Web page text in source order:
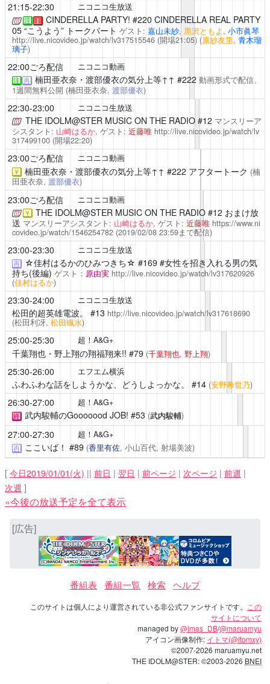
21:15-22:30 ニコニコ生放送
注 ！ CINDERELLA PARTY! #220 CINDERELLA REAL PARTY
05 “こうよう” トークパート ゲスト: 嘉山未紗, 黒沢ともよ , 小市眞琴
http://live.nicovideo.jp/watch/lv317515546(開場21:05) (原紗友里, 青木瑠
璃子)
22:00ごろ配信 ニコニコ動画
注 再 楠田亜衣奈・渡部優衣の気分上等↑↑ #222 動画形式で配信、
1週間無料公開 (楠田亜衣奈, 渡部優衣)
22:30-23:00 ニコニコ生放送
THE IDOLM@STER MUSIC ON THE RADIO#12 マンスリーア
シスタント: 山崎はるか, ゲスト: 近藤唯 http://live.nicovideo.jp/watch/lv
317499100(開場22:20)
23:00ごろ配信 ニコニコ動画
￥ 楠田亜衣奈・渡部優衣の気分上等↑↑ #222 アフタートーク (楠
田亜衣奈, 渡部優衣)
23:00ごろ配信 ニコニコ動画
￥ THE IDOLM@STER MUSIC ON THE RADIO#12 おまけ放
送 マンスリーアシスタント: 山崎はるか, ゲスト: 近藤唯 https://www.ni
covideo.jp/watch/1546254782(2019/02/08 23:59まで配信)
23:00-23:30 ニコニコ生放送
再 ☆佳村はるかのひみつきち☆ #169 #女性を招き入れる男の気
持ち(後編) ゲスト： 原由実 http://live.nicovideo.jp/watch/lv317620926
(佳村はるか)
23:30-24:00 ニコニコ生放送
松田的超英雄電波。 #13 http://live.nicovideo.jp/watch/lv317618690
(松田利冴, 松田颯水)
25:00-25:30 超！A&G+
千葉翔也・野上翔の翔福翔来!! #79 (千葉翔也, 野上翔)
25:30-26:00 エフエム横浜
ふわふわな話をしようかな、どうしよっかな。 #14 (安野希世乃)
26:30-27:00 超！A&G+
終 武内駿輔のGooooood JOB! #53 (武内駿輔)
27:00-27:30 超！A&G+
再 ここいば！ #89 (香里有佐, 小山百代, 射場美波)
[ 今日2019/01/01(火) || 前日 | 翌日 | 前ページ | 次ページ | 前週 |
次週 ]
»今後の放送予定を全て表示
[広告]
番組表 番組一覧 検索 ヘルプ
このサイトは個人により運営されている非公式ファンサイトです。
この
サイトについて
managed by@imas_DB/@maruamyu
アイコン画像制作: イトマ(@itomxy)
©2007-2026 maruamyu.net
THE IDOLM@STER: ©2003-2026 BNEI